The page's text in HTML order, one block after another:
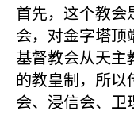
首先，这个教会
会，对金字塔顶
基督教会从天主
的教皇制，所以
会、浸信会、卫